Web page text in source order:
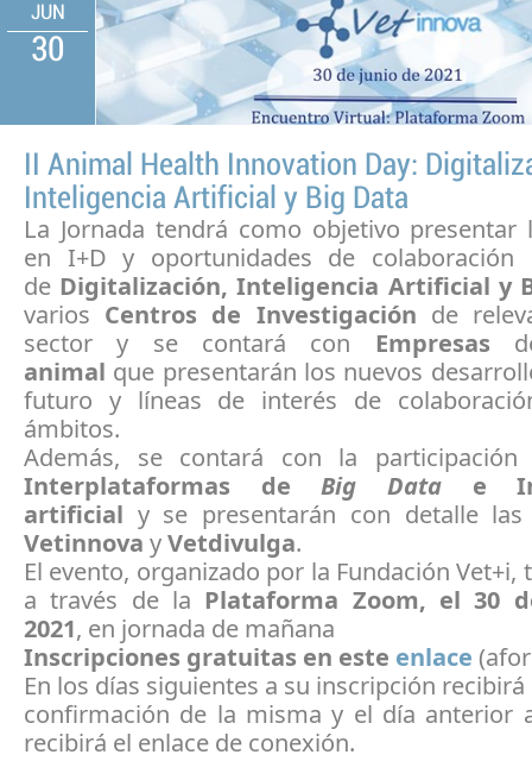
JUN
30
II Animal Health Innovation Day:
Inteligencia Artificial y Big Data
La Jornada tendrá como objetivo presentar
en I+D y oportunidades de colaboración
de Digitalización, Inteligencia Artificial y
varios Centros de Investigación de
sector y se contará con Empresas
animal que presentarán los nuevos
futuro y líneas de interés de
ámbitos.
Además, se contará con la
Interplataformas deBig Datae
artificial y se presentarán con detalle
Vetinnova yVetdivulga.
El evento, organizado por la Fundación Vet+i,
a través de la Plataforma Zoom, el 30
2021, en jornada de mañana
Inscripciones gratuitas en este enlace
En los días siguientes a su inscripción
confirmación de la misma y el día anterior
recibirá el enlace de conexión.